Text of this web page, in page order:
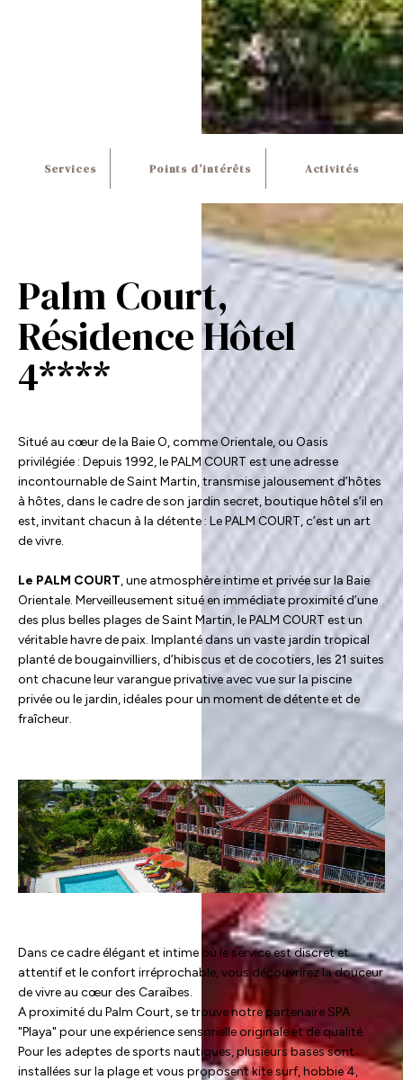
Services Points d’intérêts Activités
Palm Court,
Résidence Hôtel
4****
Situé au cœur de la Baie O, comme Orientale, ou Oasis
privilégiée : Depuis 1992, le PALM COURT est une adresse
incontournable de Saint Martin, transmise jalousement d’hôtes
à hôtes, dans le cadre de son jardin secret, boutique hôtel s’il en
est, invitant chacun à la détente : Le PALM COURT, c’est un art
de vivre.
Le PALM COURT, une atmosphère intime et privée sur la Baie
Orientale. Merveilleusement situé en immédiate proximité d’une
des plus belles plages de Saint Martin, le PALM COURT est un
véritable havre de paix. Implanté dans un vaste jardin tropical
planté de bougainvilliers, d’hibiscus et de cocotiers, les 21 suites
ont chacune leur varangue privative avec vue sur la piscine
privée ou le jardin, idéales pour un moment de détente et de
fraîcheur.
Dans ce cadre élégant et intime où le service est discret et
attentif et le confort irréprochable, vous découvrirez la douceur
de vivre au cœur des Caraïbes.
A proximité du Palm Court, se trouve notre partenaire SPA
"Playa" pour une expérience sensorielle originale et de qualité.
Pour les adeptes de sports nautiques, plusieurs bases sont
installées sur la plage et vous proposent kite surf, hobbie 4,